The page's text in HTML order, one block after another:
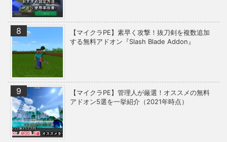
【マイクラPE】素早く攻撃！抜刀剣を複数追加
する無料アドオン『Slash Blade Addon』
【マイクラPE】管理人が厳選！オススメの無料
アドオン5選を一挙紹介（2021年時点）